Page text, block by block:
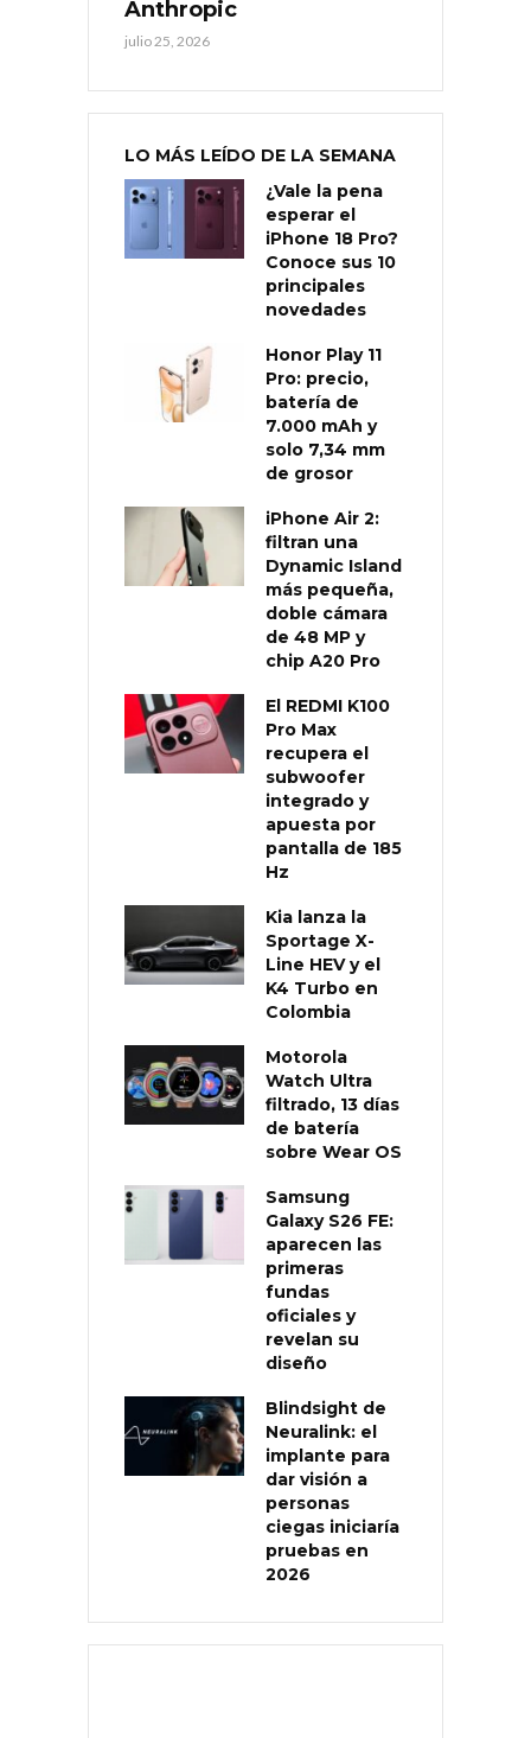
Anthropic
julio 25, 2026
LO MÁS LEÍDO DE LA SEMANA
¿Vale la pena
esperar el
iPhone 18 Pro?
Conoce sus 10
principales
novedades
Honor Play 11
Pro: precio,
batería de
7.000 mAh y
solo 7,34 mm
de grosor
iPhone Air 2:
filtran una
Dynamic Island
más pequeña,
doble cámara
de 48 MP y
chip A20 Pro
El REDMI K100
Pro Max
recupera el
subwoofer
integrado y
apuesta por
pantalla de 185
Hz
Kia lanza la
Sportage X-
Line HEV y el
K4 Turbo en
Colombia
Motorola
Watch Ultra
filtrado, 13 días
de batería
sobre Wear OS
Samsung
Galaxy S26 FE:
aparecen las
primeras
fundas
oficiales y
revelan su
diseño
Blindsight de
Neuralink: el
implante para
dar visión a
personas
ciegas iniciaría
pruebas en
2026